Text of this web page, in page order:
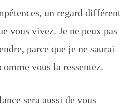
un regard différent
vous vivez. Je ne peux pas
parce que je ne saurai
vous la ressentez.
sera aussi de vous